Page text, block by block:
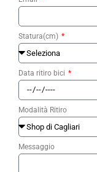
Statura(cm)
Data ritiro bici
Modalità Ritiro
Messaggio